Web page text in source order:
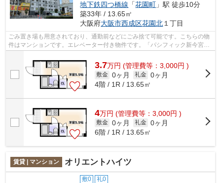
地下鉄四つ橋線 「花園町 」駅 徒歩10分
築33年 / 13.65㎡
大阪府大阪市西成区花園北 １丁目
ごみ置き場も用意されており、通勤前などにごみ捨て可能です。こちらの物
件はマンションです。エレベーター付き物件です。「パシフィック新今宮」
3.7万円 (管理費等：3,000円 )
敷金 0ヶ月 礼金 0ヶ月
4階 / 1R / 13.65㎡
4万円 (管理費等：3,000円 )
敷金 0ヶ月 礼金 0ヶ月
6階 / 1R / 13.65㎡
賃貸 | マンション オリエントハイツ
敷0 礼0